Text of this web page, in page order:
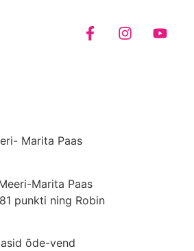
Marita Paas
Marita Paas
punkti ning Robin
õde-vend